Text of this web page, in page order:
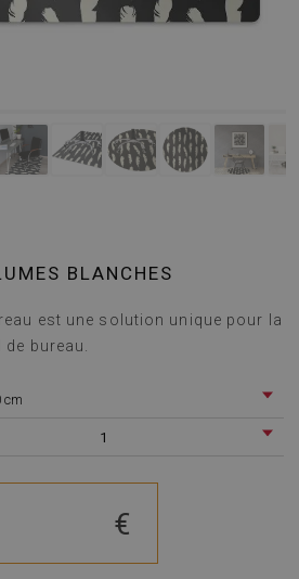
BLANCHES
est une solution unique pour la
bureau.
cm
1
€